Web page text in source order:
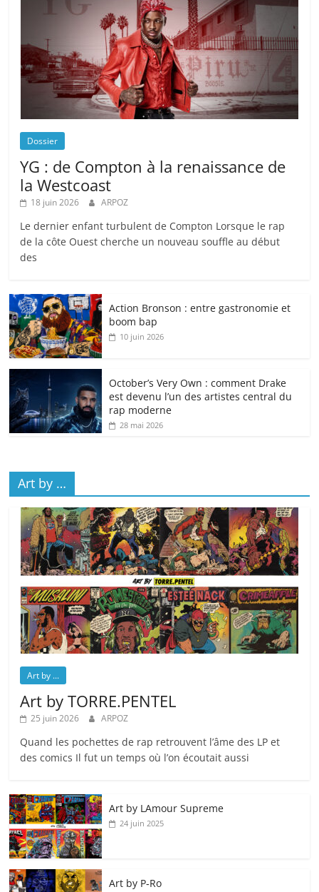
Dossier
YG : de Compton à la renaissance de
la Westcoast
18 juin 2026 ARPOZ
Le dernier enfant turbulent de Compton Lorsque le rap
de la côte Ouest cherche un nouveau souffle au début
des
Action Bronson : entre gastronomie et
boom bap
10 juin 2026
October’s Very Own : comment Drake
est devenu l’un des artistes central du
rap moderne
28 mai 2026
Art by …
Art by ...
Art by TORRE.PENTEL
25 juin 2026 ARPOZ
Quand les pochettes de rap retrouvent l’âme des LP et
des comics Il fut un temps où l’on écoutait aussi
Art by LAmour Supreme
24 juin 2025
Art by P‑Ro